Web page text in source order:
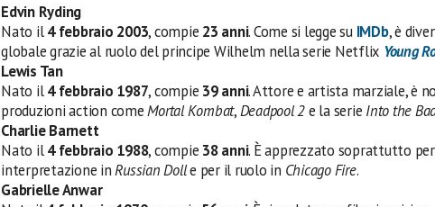
Edvin Ryding
Nato il4 febbraio 2003, compie 23 anni. Come si legge su IMDb, è
globale grazie al ruolo del principe Wilhelm nella serie Netflix Young
Lewis Tan
Nato il4 febbraio 1987, compie 39 anni. Attore e artista marziale, è
produzioni action comeMortal Kombat,Deadpool 2e la serie Into the
Charlie Barnett
Nato il4 febbraio 1988, compie 38 anni. È apprezzato soprattutto
interpretazione inRussian Dolle per il ruolo in Chicago Fire.
Gabrielle Anwar